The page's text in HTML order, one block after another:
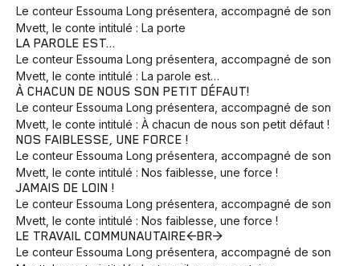
Le conteur Essouma Long présentera, accompagné de son
Mvett, le conte intitulé : La porte
LA PAROLE EST…
Le conteur Essouma Long présentera, accompagné de son
Mvett, le conte intitulé : La parole est…
À CHACUN DE NOUS SON PETIT DÉFAUT!
Le conteur Essouma Long présentera, accompagné de son
Mvett, le conte intitulé : À chacun de nous son petit défaut !
NOS FAIBLESSE, UNE FORCE !
Le conteur Essouma Long présentera, accompagné de son
Mvett, le conte intitulé : Nos faiblesse, une force !
JAMAIS DE LOIN !
Le conteur Essouma Long présentera, accompagné de son
Mvett, le conte intitulé : Nos faiblesse, une force !
LE TRAVAIL COMMUNAUTAIRE<BR>
Le conteur Essouma Long présentera, accompagné de son